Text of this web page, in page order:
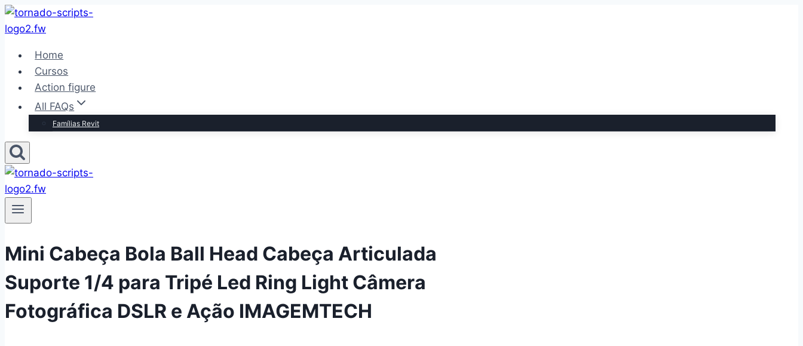
Pular
para
Conteúdo
Home
Cursos
Action figure
All FAQs
Famílias Revit
Mini Cabeça Bola Ball Head Cabeça Articulada
Suporte 1/4 para Tripé Led Ring Light Câmera
Fotográfica DSLR e Ação IMAGEMTECH